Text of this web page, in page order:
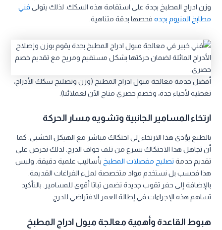
وزن ادراج المطبخ بجدة على استقامة هذه السكك. لذلك يتولى فني
مطابخ المنيوم بجده فحصها بدقة متناهية.
أفضل خدمة معالجة ميول ادراج المطبخ (وزن وتصليح سكك الأدراج،
تغطية لأحياء جدة، وخصم حصري متاح الآن لعملائنا).
ارتخاء المسامير الجانبية وتشويه مسار الحركة
بالطبع يؤدي هذا الارتخاء إلى احتكاك مباشر مع الهيكل الخشبي. كما
أن تجاهل هذا الاحتكاك يسرع من تلف حواف الدرج. لذلك نحرص على
تقديم خدمة تصليح مفصلات المطبخ بأساليب علمية دقيقة. وليس
هذا فحسب بل نستخدم مواد متخصصة لملء الفراغات القديمة.
بالإضافة إلى حفر ثقوب جديدة تضمن ثباتا أقوى للمسامير. بالتأكيد
تساهم هذه الإجراءات في إطالة العمر الافتراضي للدرج.
هبوط القاعدة وأهمية معالجة ميول ادراج المطبخ